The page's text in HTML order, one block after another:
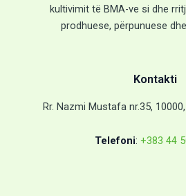
kultivimit të BMA-ve si dhe
prodhuese, përpunuese
Kontakti
Rr. Nazmi Mustafa nr.35,
Telefoni: +383 44